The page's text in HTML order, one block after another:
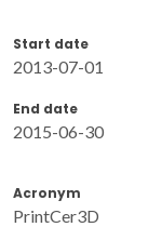
Start date
2013-07-01
End date
2015-06-30
Acronym
PrintCer3D